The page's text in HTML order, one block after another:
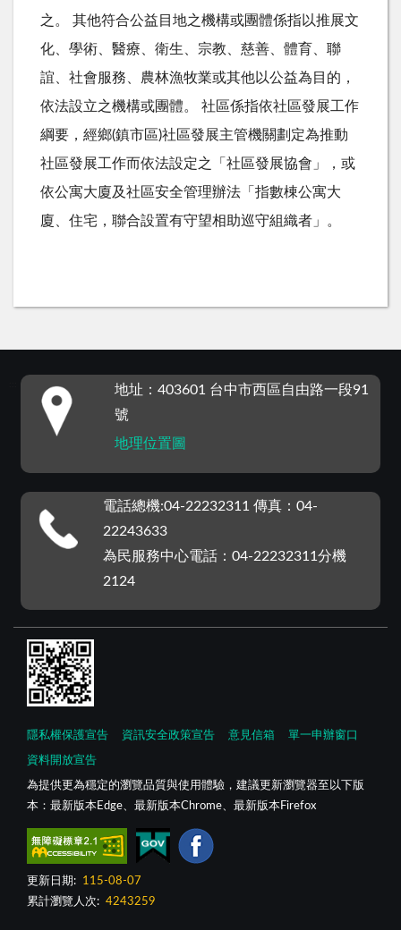
之。 其他符合公益目地之機構或團體係指以推展文
化、學術、醫療、衛生、宗教、慈善、體育、聯
誼、社會服務、農林漁牧業或其他以公益為目的，
依法設立之機構或團體。 社區係指依社區發展工作
綱要，經鄉(鎮市區)社區發展主管機關劃定為推動
社區發展工作而依法設定之「社區發展協會」，或
依公寓大廈及社區安全管理辦法「指數棟公寓大
廈、住宅，聯合設置有守望相助巡守組織者」。
地址：403601 台中市西區自由路一段91
號
地理位置圖
電話總機:04-22232311 傳真：04-
22243633
為民服務中心電話：04-22232311分機
2124
隱私權保護宣告 資訊安全政策宣告 意見信箱 單一申辦窗口
資料開放宣告
為提供更為穩定的瀏覽品質與使用體驗，建議更新瀏覽器至以下版
本：最新版本Edge、最新版本Chrome、最新版本Firefox
更新日期:
115-08-07
累計瀏覽人次: 4243259